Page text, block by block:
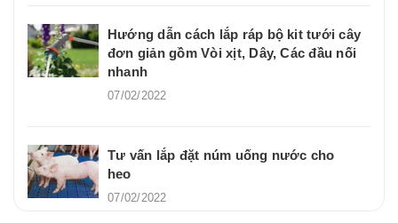
Hướng dẫn cách lắp ráp bộ kit tưới cây
đơn giản gồm Vòi xịt, Dây, Các đầu nối
nhanh
07/02/2022
Tư vấn lắp đặt núm uống nước cho
heo
07/02/2022